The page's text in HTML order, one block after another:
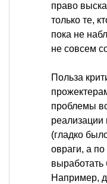
право
только те,
пока не
не совсем
Польза
проблемы
реализации
(гладко
овраги, а
выработать
Например,